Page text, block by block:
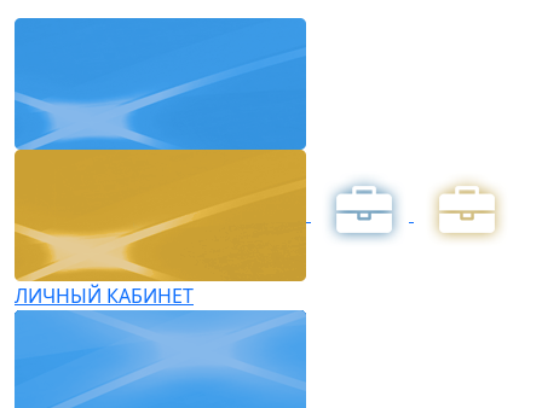
ЛИЧНЫЙ КАБИНЕТ